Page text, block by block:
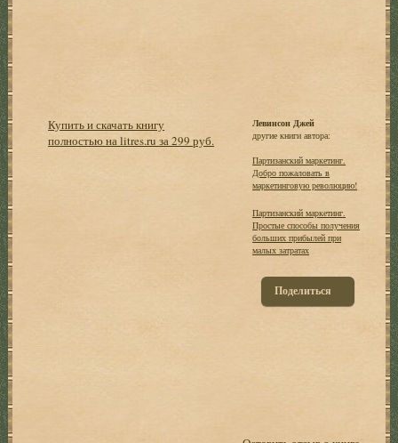
Купить и скачать книгу
полностью на litres.ru за 299 руб.
Левинсон Джей
другие книги автора:
Партизанский маркетинг.
Добро пожаловать в
маркетинговую революцию!
Партизанский маркетинг.
Простые способы получения
больших прибылей при
малых затратах
Поделиться